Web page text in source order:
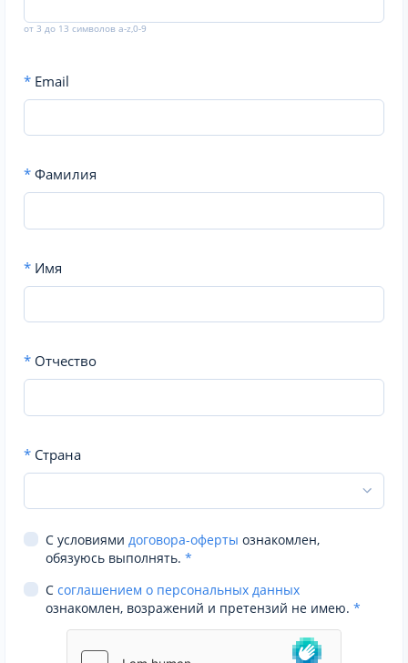
от 3 до 13 символов a-z,0-9
* Email
* Фамилия
* Имя
* Отчество
* Страна
С условиями договора-оферты ознакомлен,
обязуюсь выполнять. *
С соглашением о персональных данных
ознакомлен, возражений и претензий не имею. *